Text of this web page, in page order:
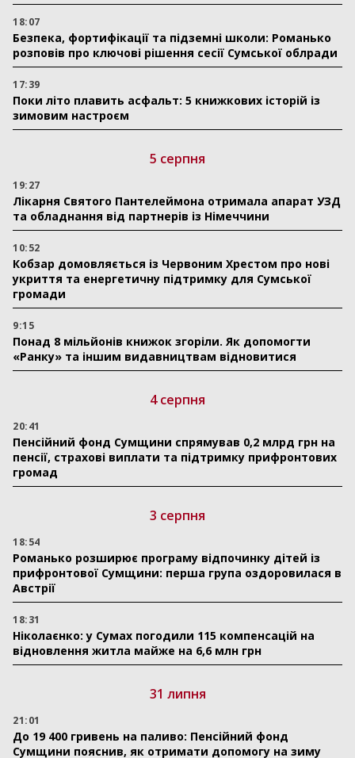
18:07
Безпека, фортифікації та підземні школи: Романько
розповів про ключові рішення сесії Сумської облради
17:39
Поки літо плавить асфальт: 5 книжкових історій із
зимовим настроєм
5 серпня
19:27
Лікарня Святого Пантелеймона отримала апарат УЗД
та обладнання від партнерів із Німеччини
10:52
Кобзар домовляється із Червоним Хрестом про нові
укриття та енергетичну підтримку для Сумської
громади
9:15
Понад 8 мільйонів книжок згоріли. Як допомогти
«Ранку» та іншим видавництвам відновитися
4 серпня
20:41
Пенсійний фонд Сумщини спрямував 0,2 млрд грн на
пенсії, страхові виплати та підтримку прифронтових
громад
3 серпня
18:54
Романько розширює програму відпочинку дітей із
прифронтової Сумщини: перша група оздоровилася в
Австрії
18:31
Ніколаєнко: у Сумах погодили 115 компенсацій на
відновлення житла майже на 6,6 млн грн
31 липня
21:01
До 19 400 гривень на паливо: Пенсійний фонд
Сумщини пояснив, як отримати допомогу на зиму